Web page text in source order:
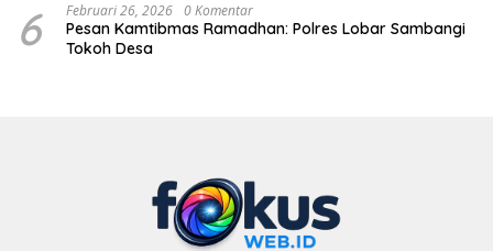
6 Februari 26, 2026 0 Komentar
Pesan Kamtibmas Ramadhan: Polres Lobar Sambangi
Tokoh Desa